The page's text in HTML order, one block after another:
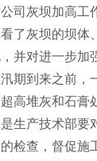
司灰坝加高工
灰坝的坝体
并对进一步加
期到来之前，
高堆灰和石膏
生产技术部要
检查，督促施